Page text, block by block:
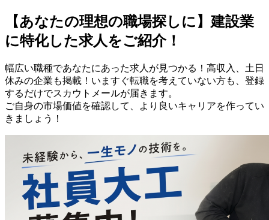
【あなたの理想の職場探しに】建設業
に特化した求人をご紹介！
幅広い職種であなたにあった求人が見つかる！高収入、土日
休みの企業も掲載！いますぐ転職を考えていない方も、登録
するだけでスカウトメールが届きます。
ご自身の市場価値を確認して、より良いキャリアを作ってい
きましょう！